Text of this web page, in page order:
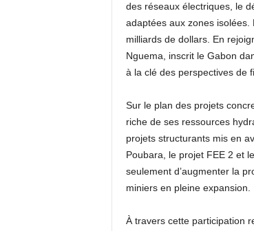
des réseaux électriques, le
adaptées aux zones
milliards de dollars. En
Nguema, inscrit le Gabon
à la clé des perspectives de
Sur le plan des projets
riche de ses ressources
projets structurants mis en
Poubara, le projet FEE 2 et
seulement d’augmenter la
miniers en pleine expansion.
À travers cette participation